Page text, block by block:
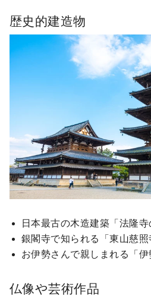
歴史的建造物
日本最古の木造建築「法隆寺
銀閣寺で知られる「東山慈照
お伊勢さんで親しまれる「
仏像や芸術作品